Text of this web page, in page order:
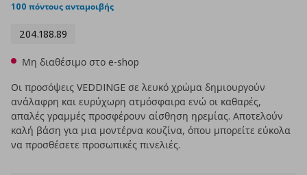
100 πόντους ανταμοιβής
204.188.89
Μη διαθέσιμο στο e-shop
Οι προσόψεις VEDDINGE σε λευκό χρώμα δημιουργούν
ανάλαφρη και ευρύχωρη ατμόσφαιρα ενώ οι καθαρές,
απαλές γραμμές προσφέρουν αίσθηση ηρεμίας. Αποτελούν
καλή βάση για μια μοντέρνα κουζίνα, όπου μπορείτε εύκολα
να προσθέσετε προσωπικές πινελιές.